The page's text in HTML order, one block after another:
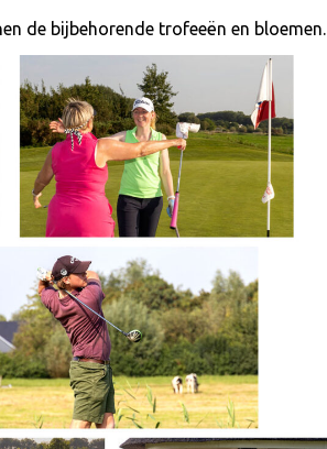
de bijbehorende trofeeën en bloemen.